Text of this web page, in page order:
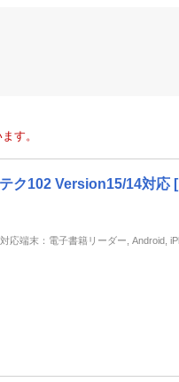
す。
ク102 Version15/14対応
応端末：電子書籍リーダー, Android,